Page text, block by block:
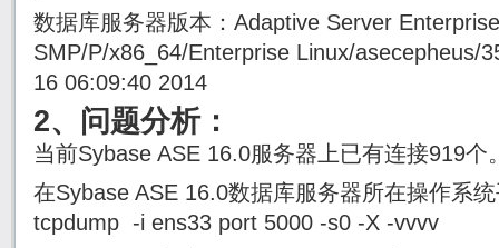
数据库服务器版本：Adaptive Server
SMP/P/x86_64/Enterprise Linux/asecepheus/
16 06:09:40 2014
2、问题分析：
当前Sybase ASE 16.0服务器上已有连接919个
在Sybase ASE 16.0数据库服务器所在操作系
tcpdump -i ens33 port 5000 -s0 -X -vvvv